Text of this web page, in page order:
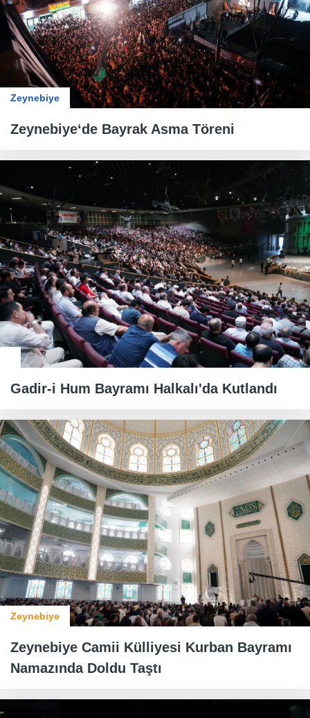
Zeynebiye
Zeynebiye‘de Bayrak Asma Töreni
Gadir-i Hum Bayramı Halkalı'da Kutlandı
Zeynebiye
Zeynebiye Camii Külliyesi Kurban Bayramı
Namazında Doldu Taştı